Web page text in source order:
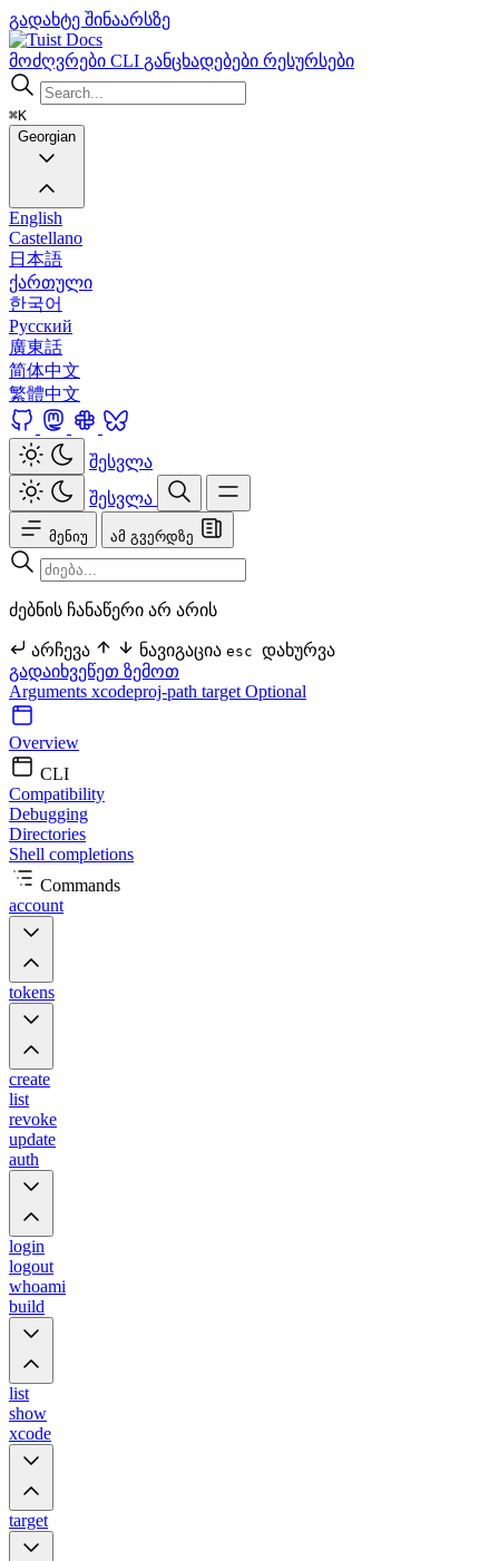
გადახტე შინაარსზე
Docs
მოძღვრები CLI განცხადებები რესურსები
⌘K
Georgian
English
Castellano
日本語
ქართული
한국어
Русский
廣東話
简体中文
繁體中文
შესვლა
შესვლა
მენიუ ამ გვერდზე
ძებნის ჩანაწერი არ არის
არჩევა ნავიგაცია esc დახურვა
გადაიხვეწეთ ზემოთ
Arguments xcodeproj-path target Optional
Overview
CLI
Compatibility
Debugging
Directories
Shell completions
Commands
account
tokens
create
list
revoke
update
auth
login
logout
whoami
build
list
show
xcode
target